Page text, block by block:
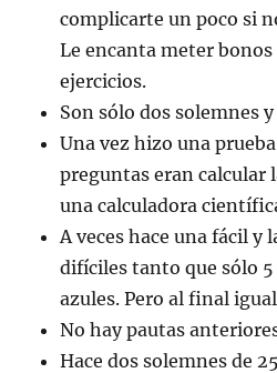
complicarte un poco si
Le encanta meter bonos
ejercicios.
Son sólo dos solemnes
Una vez hizo una
preguntas eran calcular
una calculadora
A veces hace una fácil y
difíciles tanto que sólo
azules. Pero al final
No hay pautas
Hace dos solemnes de